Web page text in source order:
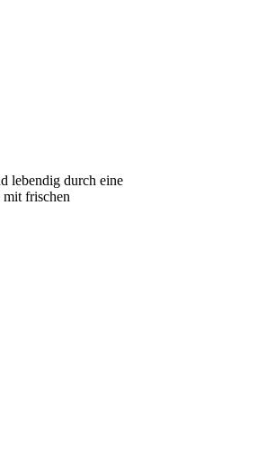
lebendig durch eine
frischen